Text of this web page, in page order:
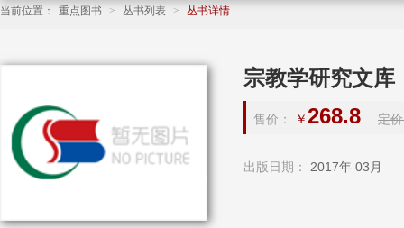
当前位置： 重点图书 > 丛书列表 > 丛书详情
宗教学研究文库
售价： ￥268.8 定
出版日期： 2017年 03月